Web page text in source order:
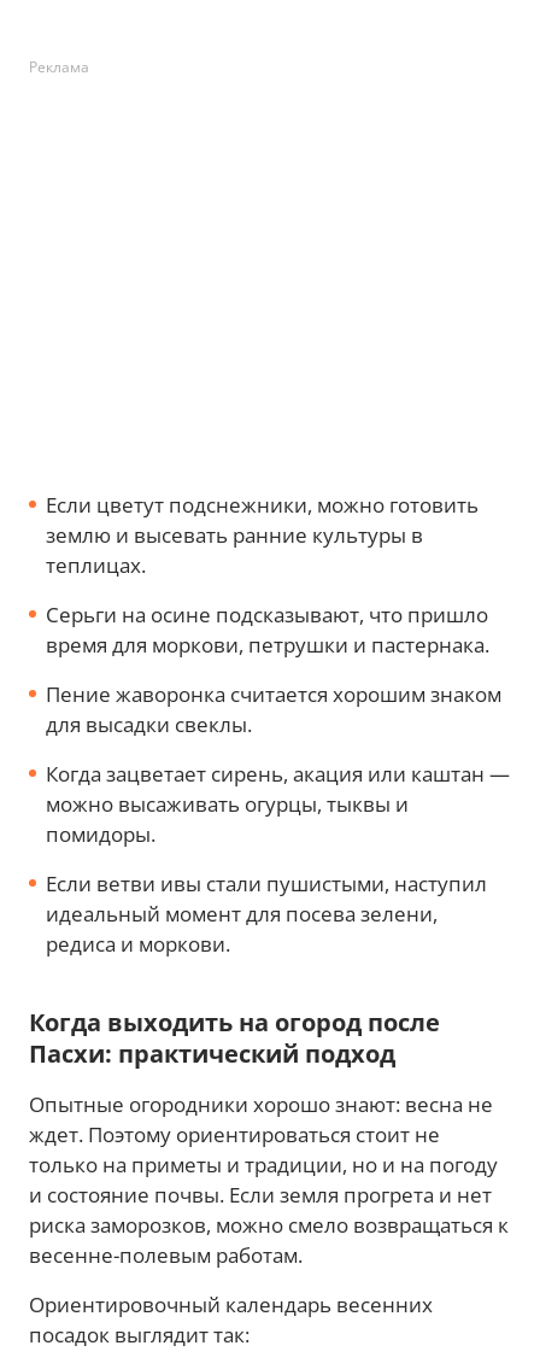
Реклама
Если цветут подснежники, можно готовить
землю и высевать ранние культуры в
теплицах.
Серьги на осине подсказывают, что пришло
время для моркови, петрушки и пастернака.
Пение жаворонка считается хорошим знаком
для высадки свеклы.
Когда зацветает сирень, акация или каштан —
можно высаживать огурцы, тыквы и
помидоры.
Если ветви ивы стали пушистыми, наступил
идеальный момент для посева зелени,
редиса и моркови.
Когда выходить на огород после
Пасхи: практический подход
Опытные огородники хорошо знают: весна не
ждет. Поэтому ориентироваться стоит не
только на приметы и традиции, но и на погоду
и состояние почвы. Если земля прогрета и нет
риска заморозков, можно смело возвращаться к
весенне-полевым работам.
Ориентировочный календарь весенних
посадок выглядит так: